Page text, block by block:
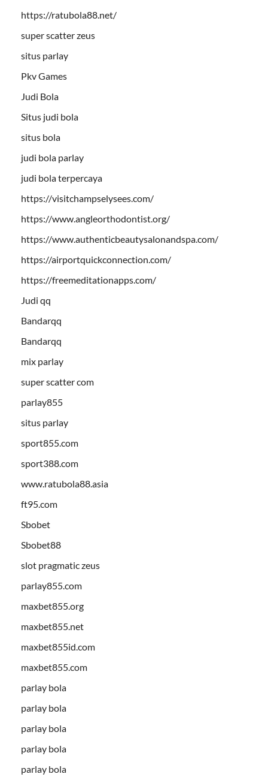
https://ratubola88.net/
super scatter zeus
situs parlay
Pkv Games
Judi Bola
Situs judi bola
situs bola
judi bola parlay
judi bola terpercaya
https://visitchampselysees.com/
https://www.angleorthodontist.org/
https://www.authenticbeautysalonandspa.com/
https://airportquickconnection.com/
https://freemeditationapps.com/
Judi qq
Bandarqq
Bandarqq
mix parlay
super scatter com
parlay855
situs parlay
sport855.com
sport388.com
www.ratubola88.asia
ft95.com
Sbobet
Sbobet88
slot pragmatic zeus
parlay855.com
maxbet855.org
maxbet855.net
maxbet855id.com
maxbet855.com
parlay bola
parlay bola
parlay bola
parlay bola
parlay bola